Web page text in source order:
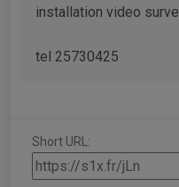
installation video
tel 25730425
Short URL: